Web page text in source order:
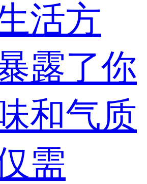
活方
露了你
和气质
需